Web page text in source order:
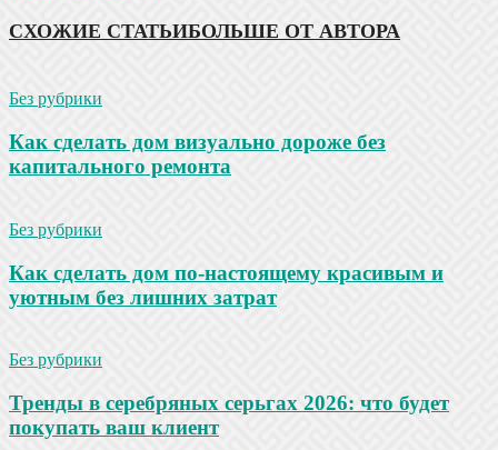
СХОЖИЕ СТАТЬИБОЛЬШЕ ОТ АВТОРА
Без рубрики
Как сделать дом визуально дороже без
капитального ремонта
Без рубрики
Как сделать дом по-настоящему красивым и
уютным без лишних затрат
Без рубрики
Тренды в серебряных серьгах 2026: что будет
покупать ваш клиент